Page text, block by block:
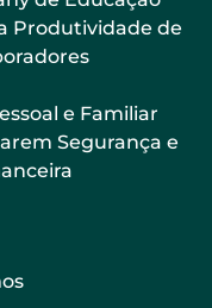
Produtividade de
e Familiar
Segurança e